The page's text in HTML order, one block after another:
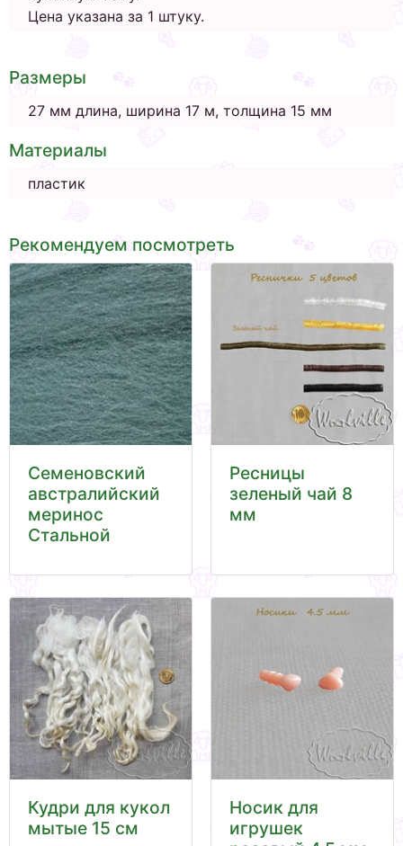
Цена указана за 1 штуку.
Размеры
27 мм длина, ширина 17 м, толщина 15 мм
Материалы
пластик
Рекомендуем посмотреть
Семеновский
австралийский
меринос
Стальной
Ресницы
зеленый чай 8
мм
Кудри для кукол
мытые 15 см
Носик для
игрушек